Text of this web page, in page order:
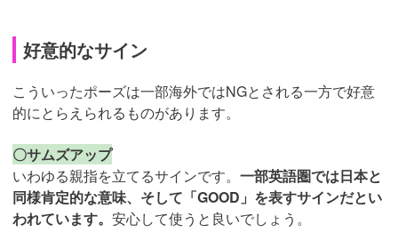
好意的なサイン
こういったポーズは一部海外ではNGとされる一方で好意
的にとらえられるものがあります。
〇サムズアップ
いわゆる親指を立てるサインです。 一部英語圏では日本と
同様肯定的な意味、そして「GOOD」を表すサインだとい
われています。 安心して使うと良いでしょう。